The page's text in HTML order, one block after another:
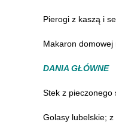
Pierogi z kaszą i
Makaron
DANIA GŁÓWNE
Stek z pieczonego
Golasy lubelskie;